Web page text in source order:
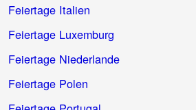
Feiertage Italien
Feiertage Luxemburg
Feiertage Niederlande
Feiertage Polen